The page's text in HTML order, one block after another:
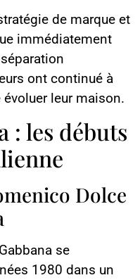
de marque et
immédiatement
ont continué à
leur maison.
: les débuts
Dolce
se
1980 dans un